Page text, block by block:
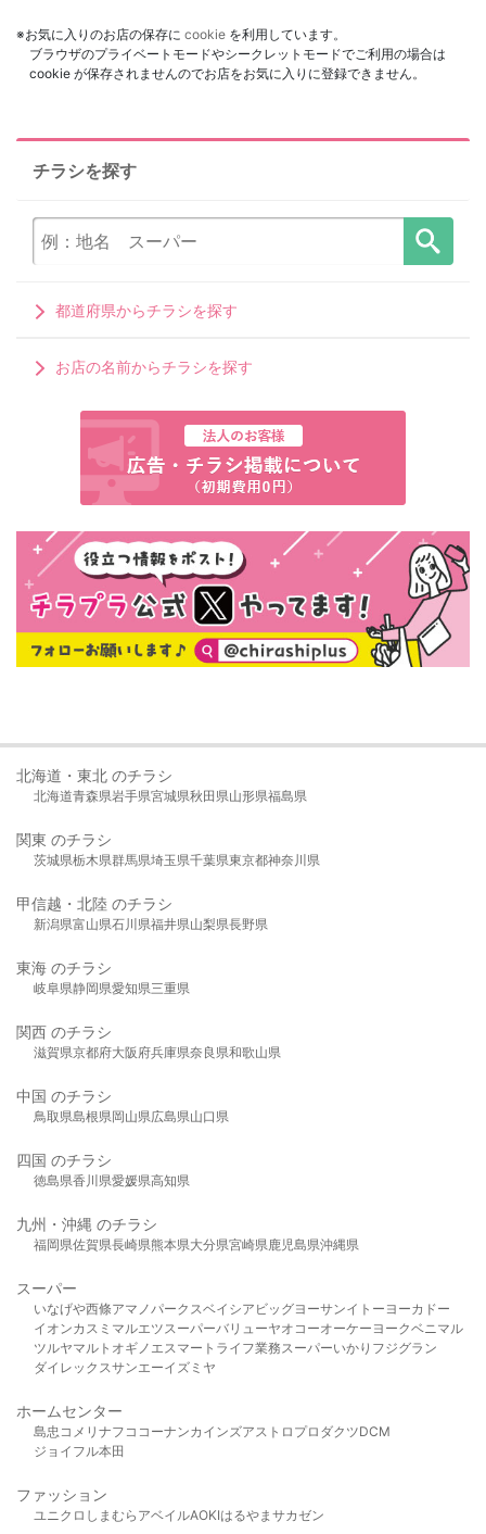
※お気に入りのお店の保存に cookie を利用しています。
ブラウザのプライベートモードやシークレットモードでご利用の場合は
cookie が保存されませんのでお店をお気に入りに登録できません。
チラシを探す
都道府県からチラシを探す
お店の名前からチラシを探す
北海道・東北 のチラシ
北海道青森県岩手県宮城県秋田県山形県福島県
関東 のチラシ
茨城県栃木県群馬県埼玉県千葉県東京都神奈川県
甲信越・北陸 のチラシ
新潟県富山県石川県福井県山梨県長野県
東海 のチラシ
岐阜県静岡県愛知県三重県
関西 のチラシ
滋賀県京都府大阪府兵庫県奈良県和歌山県
中国 のチラシ
鳥取県島根県岡山県広島県山口県
四国 のチラシ
徳島県香川県愛媛県高知県
九州・沖縄 のチラシ
福岡県佐賀県長崎県熊本県大分県宮崎県鹿児島県沖縄県
スーパー
いなげや西條アマノパークスベイシア ビッグヨーサンイトーヨーカドー
イオンカスミ マルエツスーパーバリューヤオコーオーケー ヨークベニマル
ツルヤマルト オギノ エスマート ライフ業務スーパーいかり フジグラン
ダイレックスサンエーイズミヤ
ホームセンター
島忠 コメリ ナフコ コーナンカインズアストロプロダクツDCM
ジョイフル本田
ファッション
ユニクロ しまむら アベイルAOKIはるやま サカゼン